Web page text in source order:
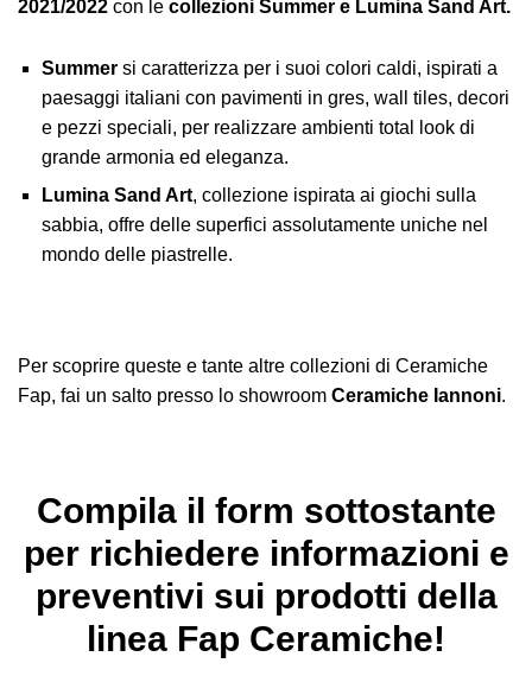
2021/2022 con le collezioni Summer e Lumina Sand Art.
Summer si caratterizza per i suoi colori caldi, ispirati a
paesaggi italiani con pavimenti in gres, wall tiles, decori
e pezzi speciali, per realizzare ambienti total look di
grande armonia ed eleganza.
Lumina Sand Art, collezione ispirata ai giochi sulla
sabbia, offre delle superfici assolutamente uniche nel
mondo delle piastrelle.
Per scoprire queste e tante altre collezioni di Ceramiche
Fap, fai un salto presso lo showroom Ceramiche Iannoni.
Compila il form sottostante
per richiedere informazioni e
preventivi sui prodotti della
linea Fap Ceramiche!